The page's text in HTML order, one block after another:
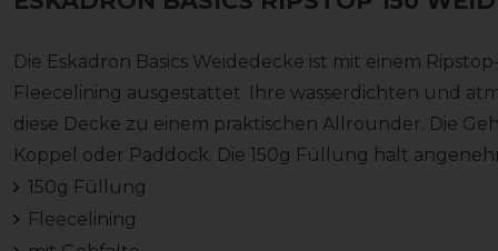
Die Eskadron Basics Weidedecke ist mit einem
Fleecelining ausgestattet. Ihre wasserdichten und
diese Decke zu einem praktischen Allrounder. Die
Koppel oder Paddock. Die 150g Füllung hält
150g Füllung
Fleecelining